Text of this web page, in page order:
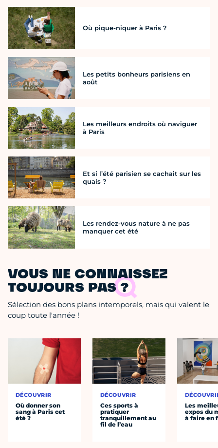
Où pique-niquer à Paris ?
Les petits bonheurs parisiens en
août
Les meilleurs endroits où naviguer
à Paris
Et si l’été parisien se cachait sur les
quais ?
Les rendez-vous nature à ne pas
manquer cet été
VOUS NE CONNAISSEZ
TOUJOURS PAS ?
Sélection des bons plans intemporels, mais qui valent le
coup toute l'année !
DÉCOUVRIR
Où donner son
sang à Paris cet
été ?
DÉCOUVRIR
Ces sports à
pratiquer
tranquillement au
fil de l’eau
Les
expos du
à faire en